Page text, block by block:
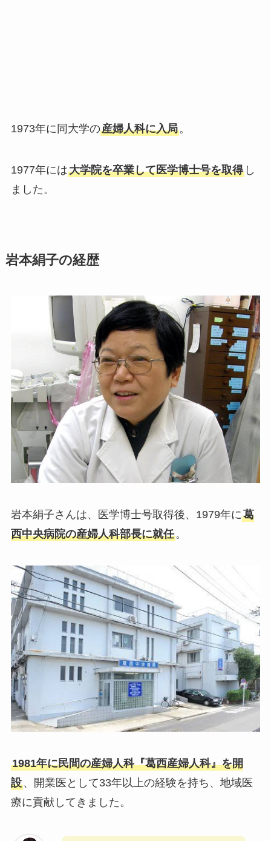
1973年に同大学の産婦人科に入局。
1977年には大学院を卒業して医学博士号を取得し
ました。
岩本絹子の経歴
岩本絹子さんは、医学博士号取得後、1979年に葛
西中央病院の産婦人科部長に就任。
1981年に民間の産婦人科『葛西産婦人科』を開
設、開業医として33年以上の経験を持ち、地域医
療に貢献してきました。